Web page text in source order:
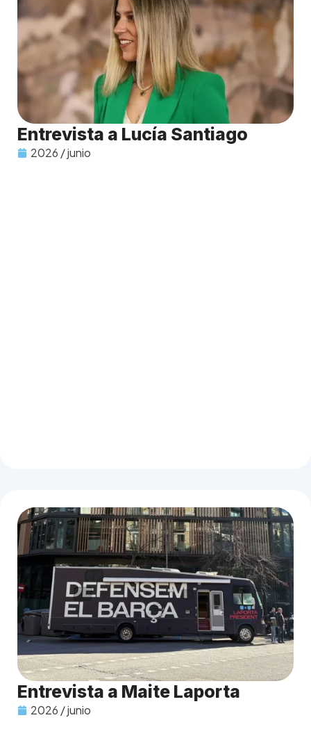
Entrevista a Lucía Santiago
2026 / junio
Entrevista a Maite Laporta
2026 / junio